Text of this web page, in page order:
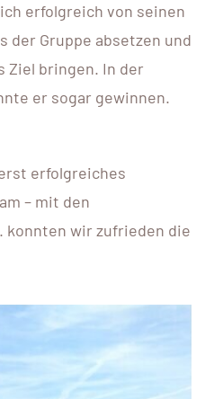
erfolgreich von seinen
Gruppe absetzen und
Ziel bringen. In der
er sogar gewinnen.
erfolgreiches
– mit den
konnten wir zufrieden die